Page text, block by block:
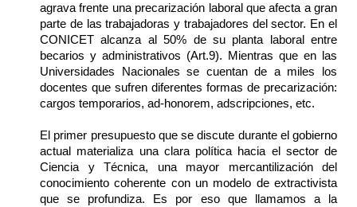
agrava frente una precarización laboral que afecta a gran
parte de las trabajadoras y trabajadores del sector. En el
CONICET alcanza al 50% de su planta laboral entre
becarios y administrativos (Art.9). Mientras que en las
Universidades Nacionales se cuentan de a miles los
docentes que sufren diferentes formas de precarización:
cargos temporarios, ad-honorem, adscripciones, etc.
El primer presupuesto que se discute durante el gobierno
actual materializa una clara política hacia el sector de
Ciencia y Técnica, una mayor mercantilización del
conocimiento coherente con un modelo de extractivista
que se profundiza. Es por eso que llamamos a la